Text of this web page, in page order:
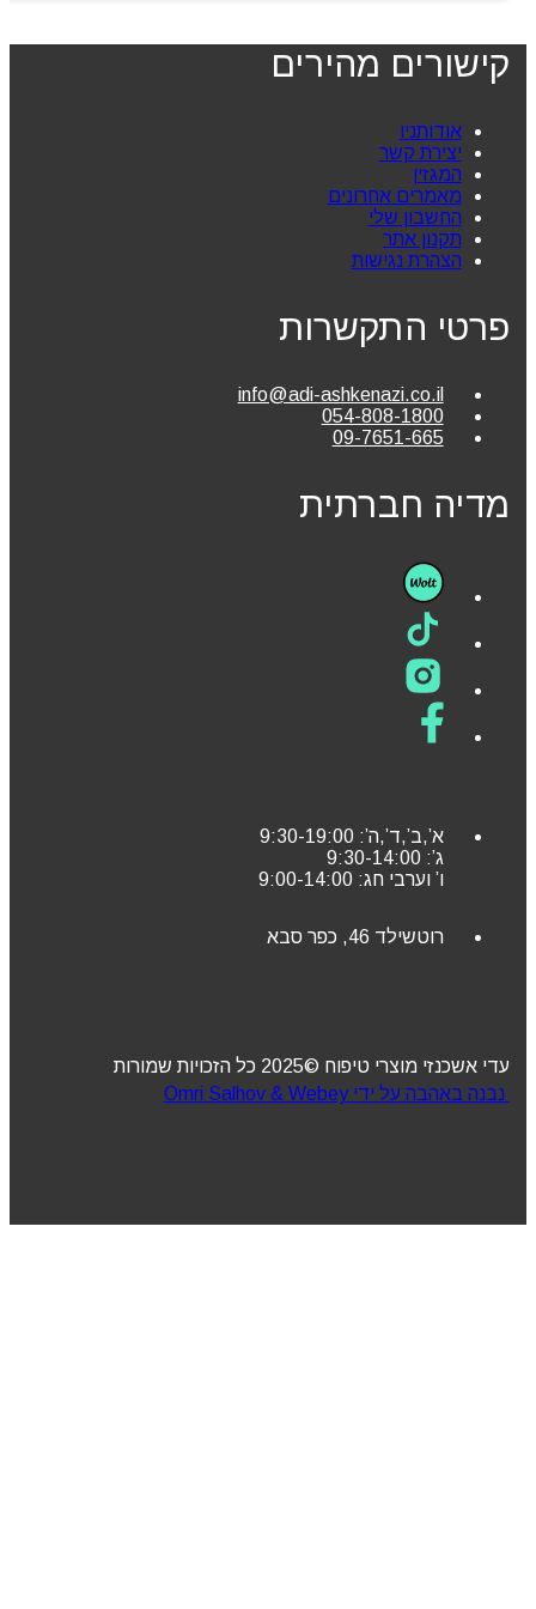
קישורים מהירים
אודותניו
יצירת קשר
המגזין
מאמרים אחרונים
החשבון שלי
תקנון אתר
הצהרת נגישות
פרטי התקשרות
info@adi-ashkenazi.co.il
054-808-1800
09-7651-665
מדיה חברתית
א’,ב’,ד’,ה’: 9:30-19:00
ג’: 9:30-14:00
ו’ וערבי חג: 9:00-14:00
רוטשילד 46, כפר סבא
עדי אשכנזי מוצרי טיפוח ©2025 כל הזכויות שמורות
נבנה באהבה על ידי Omri Salhov & Webey